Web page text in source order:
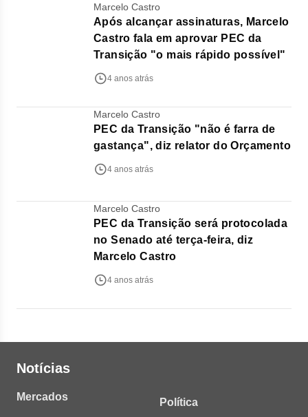
Marcelo Castro
Após alcançar assinaturas, Marcelo
Castro fala em aprovar PEC da
Transição "o mais rápido possível"
4 anos atrás
Marcelo Castro
PEC da Transição "não é farra de
gastança", diz relator do Orçamento
4 anos atrás
Marcelo Castro
PEC da Transição será protocolada
no Senado até terça-feira, diz
Marcelo Castro
4 anos atrás
Notícias
Mercados Política